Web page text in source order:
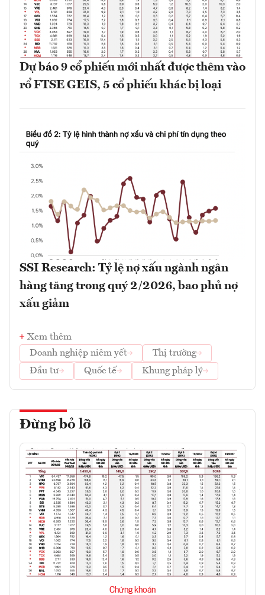
Dự báo 9 cổ phiếu mới nhất được thêm vào
rổ FTSE GEIS, 5 cổ phiếu khác bị loại
SSI Research: Tỷ lệ nợ xấu ngành ngân
hàng tăng trong quý 2/2026, bao phủ nợ
xấu giảm
Xem thêm
Doanh nghiệp niêm yết
Thị trường
Đầu tư
Quốc tế Khung pháp lý
Đừng bỏ lỡ
Chứng khoán